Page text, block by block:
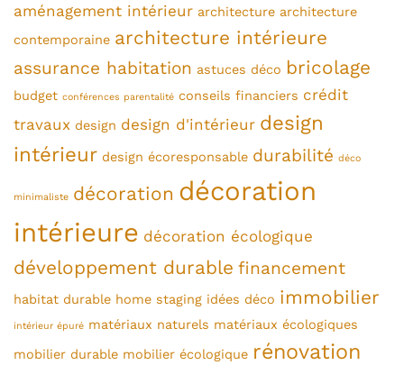
aménagement intérieur architecture architecture
contemporaine architecture intérieure
assurance habitation astuces déco bricolage
budget conférences parentalité conseils financiers crédit
travaux design design d'intérieur design
intérieur design écoresponsable durabilité déco
minimaliste décoration décoration
intérieure décoration écologique
développement durable financement
habitat durable home staging idées déco immobilier
intérieur épuré matériaux naturels matériaux écologiques
mobilier durable mobilier écologique rénovation